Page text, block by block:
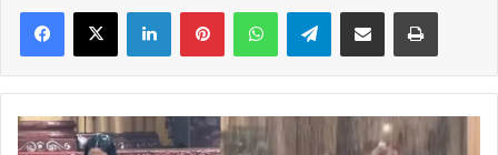
Facebook
X LinkedInPinterestWhatsAppTelegramShare via Email Print
शूटिंग
के